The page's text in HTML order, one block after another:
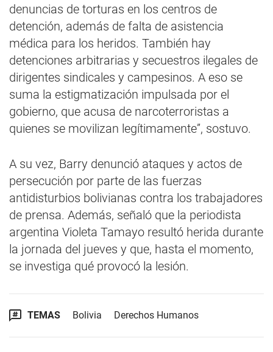
denuncias de torturas en los centros de
detención, además de falta de asistencia
médica para los heridos. También hay
detenciones arbitrarias y secuestros ilegales de
dirigentes sindicales y campesinos. A eso se
suma la estigmatización impulsada por el
gobierno, que acusa de narcoterroristas a
quienes se movilizan legítimamente”, sostuvo.
A su vez, Barry denunció ataques y actos de
persecución por parte de las fuerzas
antidisturbios bolivianas contra los trabajadores
de prensa. Además, señaló que la periodista
argentina Violeta Tamayo resultó herida durante
la jornada del jueves y que, hasta el momento,
se investiga qué provocó la lesión.
TEMAS Bolivia Derechos Humanos